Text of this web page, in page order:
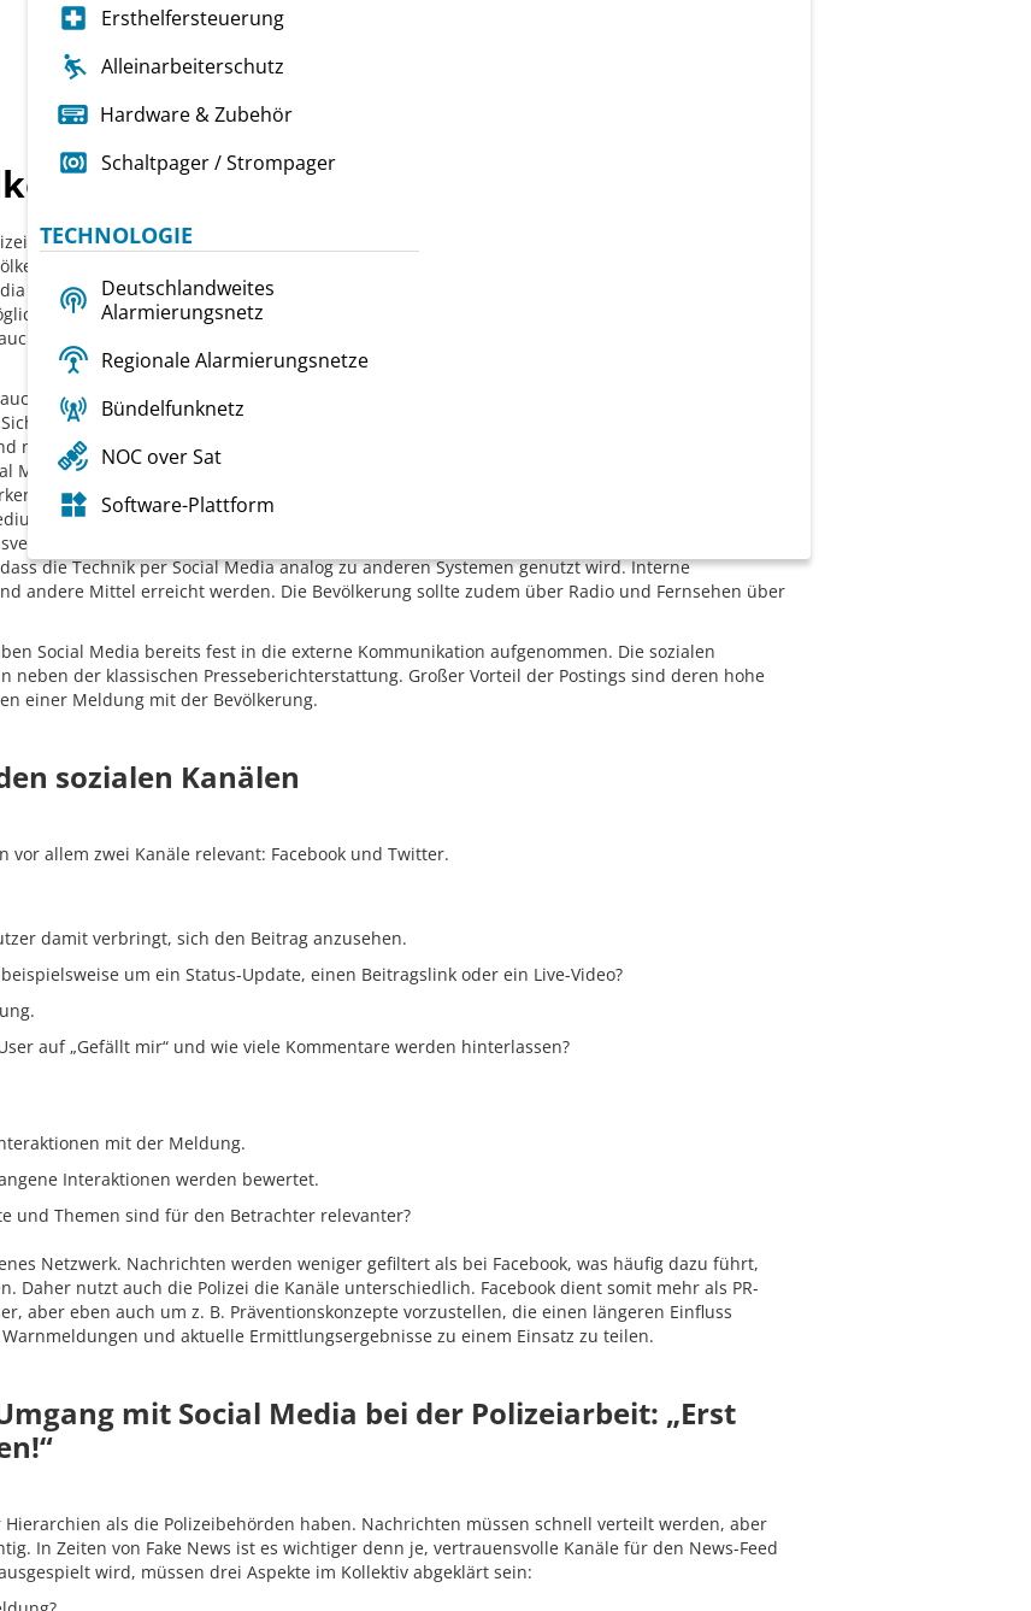
 Ersthelfersteuerung
 Alleinarbeiterschutz
Hardware & Zubehör
 Schaltpager / Strompager
TECHNOLOGIE
 Deutschlandweites
Alarmierungsnetz
 Regionale Alarmierungsnetze
 Bündelfunknetz
 NOC over Sat
 Software-Plattform
per Social Media?
viele Optionen.
in kritischen
ein fester Bestandteil
die
welche Fallstricke
für die Polizei und
neue Technologien
Media kann die
kooperieren. Dieses
sollte natürlich
in kritischen
die Technik per Social Media analog zu anderen Systemen genutzt wird. Interne
andere Mittel erreicht werden. Die Bevölkerung sollte zudem über Radio und Fernsehen über
Social Media bereits fest in die externe Kommunikation aufgenommen. Die sozialen
neben der klassischen Presseberichterstattung. Großer Vorteil der Postings sind deren hohe
einer Meldung mit der Bevölkerung.
sozialen Kanälen
allem zwei Kanäle relevant: Facebook und Twitter.
damit verbringt, sich den Beitrag anzusehen.
um ein Status-Update, einen Beitragslink oder ein Live-Video?
auf „Gefällt mir“ und wie viele Kommentare werden hinterlassen?
mit der Meldung.
Interaktionen werden bewertet.
und Themen sind für den Betrachter relevanter?
Netzwerk. Nachrichten werden weniger gefiltert als bei Facebook, was häufig dazu führt,
Daher nutzt auch die Polizei die Kanäle unterschiedlich. Facebook dient somit mehr als PR-
aber eben auch um z. B. Präventionskonzepte vorzustellen, die einen längeren Einfluss
und aktuelle Ermittlungsergebnisse zu einem Einsatz zu teilen.
mit Social Media bei der Polizeiarbeit: „Erst
als die Polizeibehörden haben. Nachrichten müssen schnell verteilt werden, aber
In Zeiten von Fake News ist es wichtiger denn je, vertrauensvolle Kanäle für den News-Feed
wird, müssen drei Aspekte im Kollektiv abgeklärt sein: